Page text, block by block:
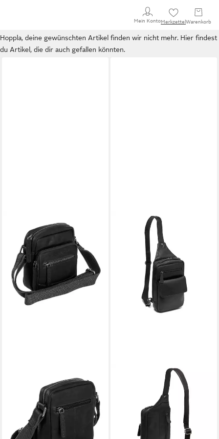
Mein KontoMerkzettel Warenkorb
Hoppla, deine gewünschten Artikel finden wir nicht mehr. Hier findest
du Artikel, die dir auch gefallen könnten.